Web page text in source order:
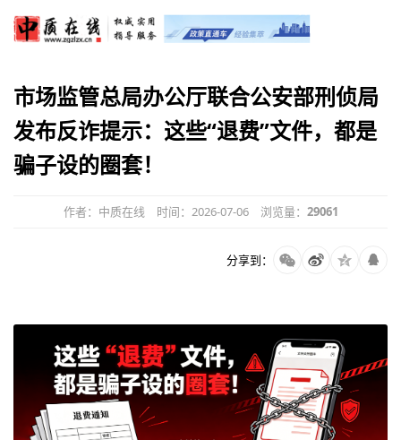
市场监管总局办公厅联合公安部刑侦局
发布反诈提示：这些“退费”文件，都是
骗子设的圈套！
作者：中质在线 时间：2026-07-06 浏览量： 29061
分享到：